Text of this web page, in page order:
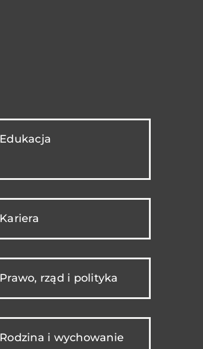
Edukacja
Kariera
Prawo, rząd i polityka
Rodzina i wychowanie